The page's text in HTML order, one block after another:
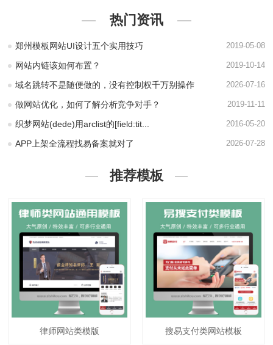
热门资讯
郑州模板网站UI设计五个实用技巧 2019-05-08
网站内链该如何布置？ 2019-10-14
域名跳转不是随便做的，没有控制权千万别操作 2026-07-16
做网站优化，如何了解分析竞争对手？ 2019-11-11
织梦网站(dede)用arclist的[field:tit... 2016-05-20
APP上架全流程找易备案就对了 2026-07-28
推荐模板
律师网站类模版 搜易支付类网站模板